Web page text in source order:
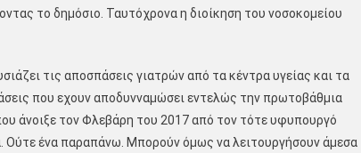
το δημόσιο. Ταυτόχρονα η διοίκηση του νοσοκομείου
τις αποσπάσεις γιατρών από τα κέντρα υγείας και τα
που εχουν αποδυνναμώσει εντελώς την πρωτοβάθμια
άνοιξε τον Φλεβάρη του 2017 από τον τότε υφυπουργό
Ούτε ένα παραπάνω. Μπορούν όμως να λειτουργήσουν άμεσα